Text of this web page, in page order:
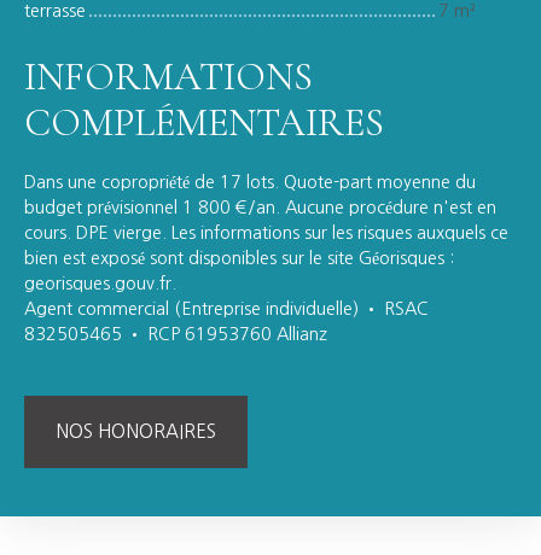
terrasse 7 m²
INFORMATIONS
COMPLÉMENTAIRES
Dans une copropriété de 17 lots. Quote-part moyenne du
budget prévisionnel 1 800 €/an. Aucune procédure n'est en
cours. DPE vierge. Les informations sur les risques auxquels ce
bien est exposé sont disponibles sur le site Géorisques :
georisques.gouv.fr.
Agent commercial (Entreprise individuelle) • RSAC
832505465 • RCP 61953760 Allianz
NOS HONORAIRES